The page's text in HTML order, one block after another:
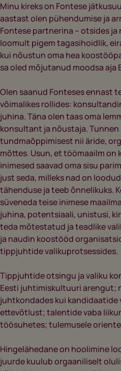
Minu kireks on Fontese
aastast olen pühendumise ja
Fontese partnerina – otsides
loomult pigem tagasihoidlik,
kui nõustun oma hea
sa oled mõjutanud moodsa aja
Olen saanud Fonteses ennast
võimalikes rollides:
juhina. Täna olen taas oma
konsultant ja nõustaja.
tundmaõppimisest nii äride,
mõttes. Usun, et töömaailm on
inimesed saavad oma sisu
just seda, milleks nad on
tähenduse ja teeb õnnelikuks.
süveneda teise inimese
juhina, potentsiaali, unistusi,
teda mõtestatud ja teadlike
ja naudin koostööd
tippjuhtide valikuprotsessides.
Tippjuhtide otsingu ja valiku
Eesti juhtimiskultuuri arengut;
juhtkondades kui kandidaatide
ettevõtlust; talentide vaba
töösuhetes; tulemusele
Hingelähedane on hoolimine
juurde kuulub orgaaniliselt